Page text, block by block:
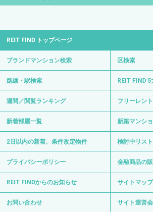
REIT FIND トップページ
ブランドマンション検索 区検索
路線・駅検索 REIT FIND
週間／閲覧ランキング フリーレン
新着部屋一覧 新築マンシ
2日以内の新着、条件改定物件 検討中リスト
プライバシーポリシー 金融商品の
REIT FINDからのお知らせ サイトマップ
お問い合わせ サイト運営